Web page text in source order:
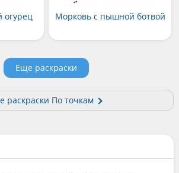
Морковь с пышной ботвой
Еще раскраски
раскраски По точкам